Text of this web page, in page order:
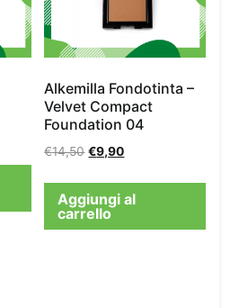
Alkemilla Fondotinta –
Velvet Compact
Foundation 04
€14,50 €9,90
Aggiungi al
carrello